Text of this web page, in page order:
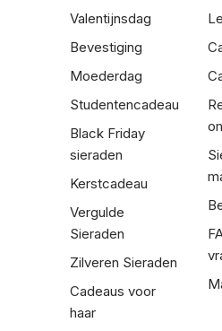
Valentijnsdag
Bevestiging
Moederdag
Studentencadeau
Black Friday
sieraden
Kerstcadeau
Vergulde
Sieraden
Zilveren Sieraden
Cadeaus voor
haar